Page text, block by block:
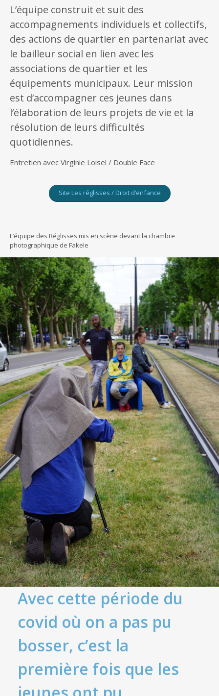
L’équipe construit et suit des
accompagnements individuels et collectifs,
des actions de quartier en partenariat avec
le bailleur social en lien avec les
associations de quartier et les
équipements municipaux. Leur mission
est d’accompagner ces jeunes dans
l’élaboration de leurs projets de vie et la
résolution de leurs difficultés
quotidiennes.
Entretien avec Virginie Loisel / Double Face
Site Les réglisses / Droit d’enfance
L’équipe des Réglisses mis en scène devant la chambre
photographique de Fakele
Avec cette période du
covid où on a pas pu
bosser, c’est la
première fois que les